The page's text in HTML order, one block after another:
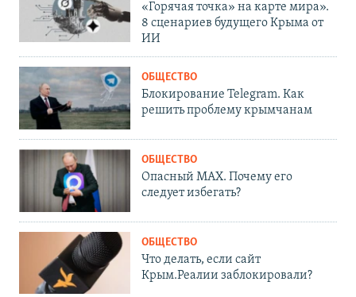
«Горячая точка» на карте мира».
8 сценариев будущего Крыма от
ИИ
ОБЩЕСТВО
Блокирование Telegram. Как
решить проблему крымчанам
ОБЩЕСТВО
Опасный MAX. Почему его
следует избегать?
ОБЩЕСТВО
Что делать, если сайт
Крым.Реалии заблокировали?